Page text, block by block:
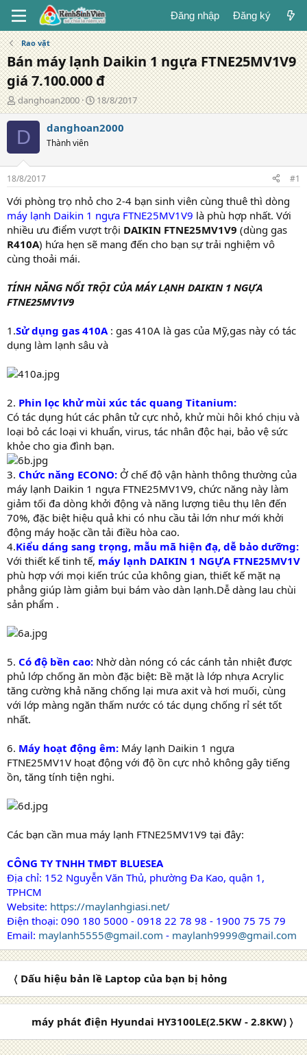
Đăng nhập Đăng ký
Rao vặt
Bán máy lạnh Daikin 1 ngựa FTNE25MV1V9
giá 7.100.000 đ
T
á
c
ả
danghoan2000
N
g
à
g
18/8/2017
D danghoan2000
Thành viên
18/8/2017 #1
Với phòng trọ nhỏ cho 2-4 bạn sinh viên cùng thuê thì dòng
máy lạnh Daikin 1 ngựa FTNE25MV1V9 là phù hợp nhất. Với
nhiều ưu điểm vượt trội DAIKIN FTNE25MV1V9 (dùng gas
R410A) hứa hẹn sẽ mang đến cho bạn sự trải nghiệm vô
cùng thoải mái.
TÍNH NĂNG NỔI TRỘI CỦA MÁY LẠNH DAIKIN 1 NGỰA
FTNE25MV1V9
1.Sử dụng gas 410A : gas 410A là gas của Mỹ,gas này có tác
dụng làm lạnh sâu và
2. Phin lọc khử mùi xúc tác quang Titanium:
Có tác dụng hút các phân tử cực nhỏ, khử mùi hôi khó chịu và
loại bỏ các loại vi khuẩn, virus, tác nhân độc hại, bảo vệ sức
khỏe cho gia đình bạn.
3. Chức năng ECONO: Ở chế độ vận hành thông thường của
máy lạnh Daikin 1 ngựa FTNE25MV1V9, chức năng này làm
giảm tối đa dòng khởi động và năng lượng tiêu thụ lên đến
70%, đặc biệt hiệu quả khi có nhu cầu tải lớn như mới khởi
động máy hoặc cần tải điều hòa cao.
4.Kiểu dáng sang trọng, mẫu mã hiện đạ, dễ bảo dưỡng:
Với thiết kế tinh tế, máy lạnh DAIKIN 1 NGỰA FTNE25MV1V
phù hợp với mọi kiến trúc của không gian, thiết kế mặt nạ
phẳng giúp làm giảm bụi bám vào dàn lạnh.Dễ dàng lau chùi
sản phẩm .
5. Có độ bền cao: Nhờ dàn nóng có các cánh tản nhiệt được
phủ lớp chống ăn mòn đặc biệt: Bề mặt là lớp nhựa Acrylic
tăng cường khả năng chống lại mưa axit và hơi muối, cùng
với lớp màng ngăn thấm nước có tác dụng chống rỉ sét tốt
nhất.
6. Máy hoạt động êm: Máy lạnh Daikin 1 ngựa
FTNE25MV1V hoạt động với độ ồn cực nhỏ không gây tiếng
ồn, tăng tính tiện nghi.
Các bạn cần mua máy lạnh FTNE25MV1V9 tại đây:
CÔNG TY TNHH TMĐT BLUESEA
Địa chỉ: 152 Nguyễn Văn Thủ, phường Đa Kao, quận 1,
TPHCM
Website: https://maylanhgiasi.net/
Điện thoại: 090 180 5000 - 0918 22 78 98 - 1900 75 75 79
Email: maylanh5555@gmail.com - maylanh9999@gmail.com
〈 Dấu hiệu bản lề Laptop của bạn bị hỏng
máy phát điện Hyundai HY3100LE(2.5KW - 2.8KW) 〉